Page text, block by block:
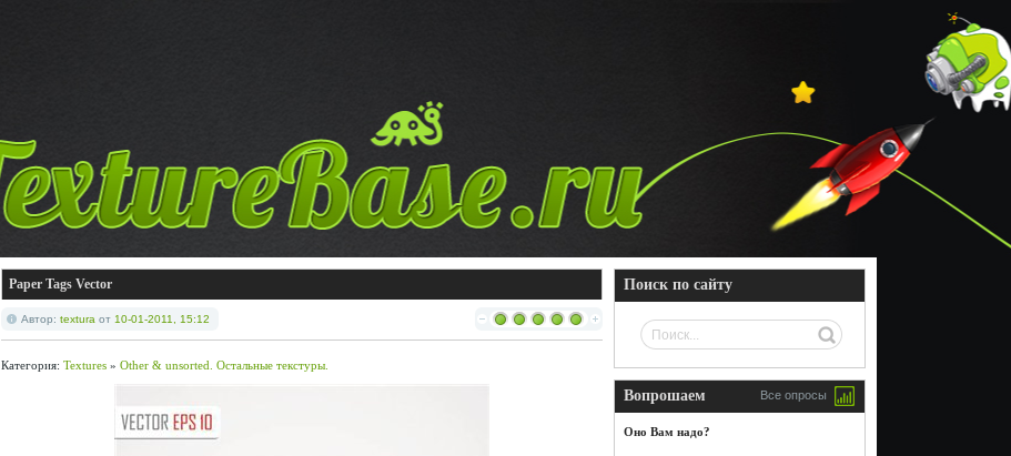
Paper Tags Vector
Автор: textura от 10-01-2011, 15:12
Категория: Textures» Other & unsorted. Остальные текстуры.
Поиск по сайту
Вопрошаем Все опросы
Оно Вам надо?